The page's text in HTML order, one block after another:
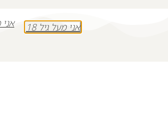
אני מעל גיל 18 אני